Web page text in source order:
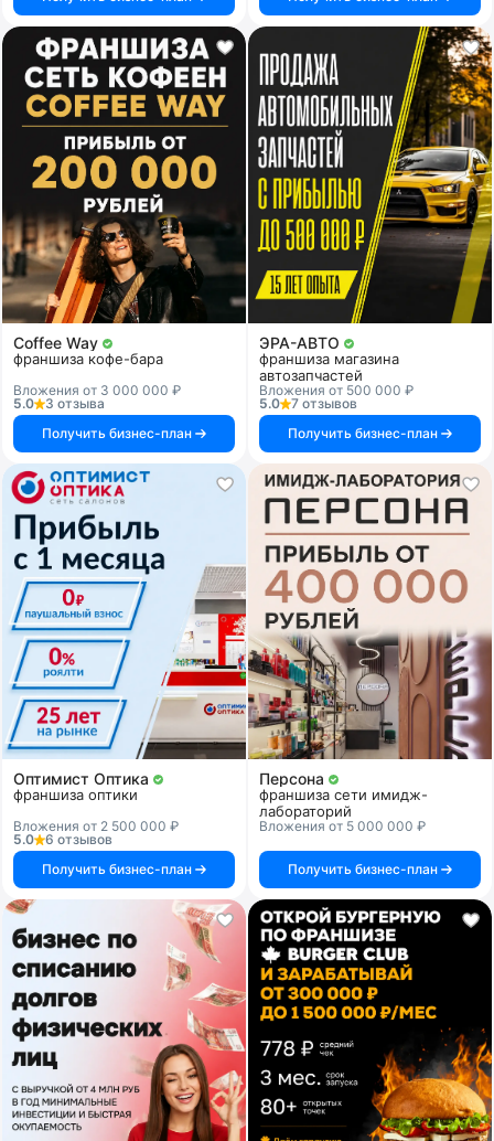
Coffee Way
франшиза кофе-бара
Вложения от 3 000 000 ₽
5.0
3 отзыва
Получить бизнес-план
ЭРА-АВТО
франшиза магазина
автозапчастей
Вложения от 500 000 ₽
5.0
7 отзывов
Получить бизнес-план
Оптимист Оптика
франшиза оптики
Вложения от 2 500 000 ₽
5.0
6 отзывов
Получить бизнес-план
Персона
франшиза сети имидж-
лабораторий
Вложения от 5 000 000 ₽
Получить бизнес-план